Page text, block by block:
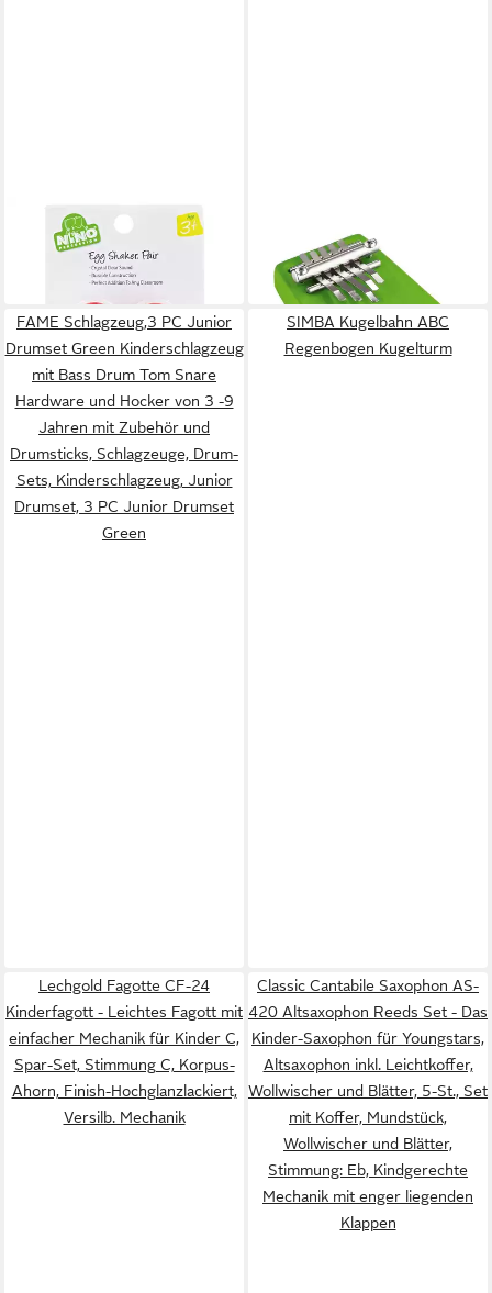
MEINL PERCUSSION
Shaker
in 4-5 Werktagen bei dir
24,84 €
in 4-5 Werktagen bei dir
FAME Schlagzeug,3 PC Junior
Drumset Green Kinderschlagzeug
mit Bass Drum Tom Snare
Hardware und Hocker von 3 -9
Jahren mit Zubehör und
Drumsticks, Schlagzeuge, Drum-
Sets, Kinderschlagzeug, Junior
Drumset, 3 PC Junior Drumset
Green
SIMBA Kugelbahn ABC
Regenbogen Kugelturm
Lechgold Fagotte CF-24
Kinderfagott - Leichtes Fagott mit
einfacher Mechanik für Kinder C,
Spar-Set, Stimmung C, Korpus-
Ahorn, Finish-Hochglanzlackiert,
Versilb. Mechanik
Classic Cantabile Saxophon AS-
420 Altsaxophon Reeds Set - Das
Kinder-Saxophon für Youngstars,
Altsaxophon inkl. Leichtkoffer,
Wollwischer und Blätter, 5-St., Set
mit Koffer, Mundstück,
Wollwischer und Blätter,
Stimmung: Eb, Kindgerechte
Mechanik mit enger liegenden
Klappen